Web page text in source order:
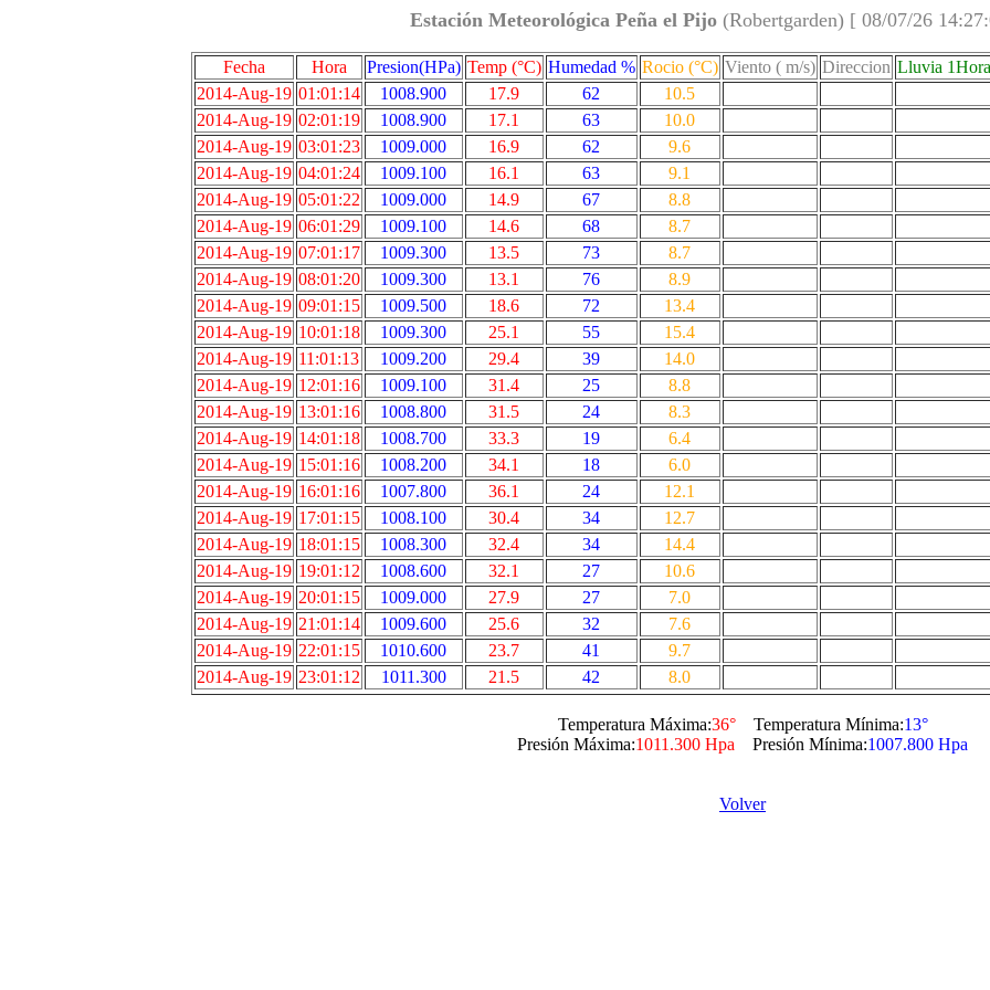
Estación Meteorológica Peña el Pijo (Robertgarden) [ 08/07/26
Fecha Hora Presion(HPa) Temp (°C) Humedad % Rocio (°C) Viento ( m/s) Direccion Lluvia
2014-Aug-19 01:01:14 1008.900 17.9 62 10.5
2014-Aug-19 02:01:19 1008.900 17.1 63 10.0
2014-Aug-19 03:01:23 1009.000 16.9 62 9.6
2014-Aug-19 04:01:24 1009.100 16.1 63 9.1
2014-Aug-19 05:01:22 1009.000 14.9 67 8.8
2014-Aug-19 06:01:29 1009.100 14.6 68 8.7
2014-Aug-19 07:01:17 1009.300 13.5 73 8.7
2014-Aug-19 08:01:20 1009.300 13.1 76 8.9
2014-Aug-19 09:01:15 1009.500 18.6 72 13.4
2014-Aug-19 10:01:18 1009.300 25.1 55 15.4
2014-Aug-19 11:01:13 1009.200 29.4 39 14.0
2014-Aug-19 12:01:16 1009.100 31.4 25 8.8
2014-Aug-19 13:01:16 1008.800 31.5 24 8.3
2014-Aug-19 14:01:18 1008.700 33.3 19 6.4
2014-Aug-19 15:01:16 1008.200 34.1 18 6.0
2014-Aug-19 16:01:16 1007.800 36.1 24 12.1
2014-Aug-19 17:01:15 1008.100 30.4 34 12.7
2014-Aug-19 18:01:15 1008.300 32.4 34 14.4
2014-Aug-19 19:01:12 1008.600 32.1 27 10.6
2014-Aug-19 20:01:15 1009.000 27.9 27 7.0
2014-Aug-19 21:01:14 1009.600 25.6 32 7.6
2014-Aug-19 22:01:15 1010.600 23.7 41 9.7
2014-Aug-19 23:01:12 1011.300 21.5 42 8.0
Temperatura Máxima:36°Temperatura Mínima:13°
Presión Máxima:1011.300 Hpa Presión Mínima:1007.800 Hpa
Volver